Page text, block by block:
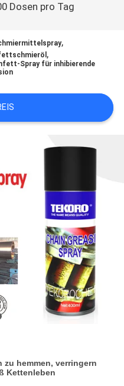
Dosen pro Tag
,
,
Spray für inhibierende
hemmen, verringern
Kettenleben